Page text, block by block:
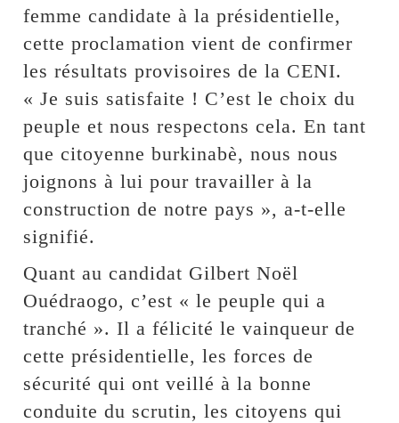
femme candidate à la présidentielle,
cette proclamation vient de confirmer
les résultats provisoires de la CENI.
« Je suis satisfaite ! C’est le choix du
peuple et nous respectons cela. En tant
que citoyenne burkinabè, nous nous
joignons à lui pour travailler à la
construction de notre pays », a-t-elle
signifié.
Quant au candidat Gilbert Noël
Ouédraogo, c’est « le peuple qui a
tranché ». Il a félicité le vainqueur de
cette présidentielle, les forces de
sécurité qui ont veillé à la bonne
conduite du scrutin, les citoyens qui